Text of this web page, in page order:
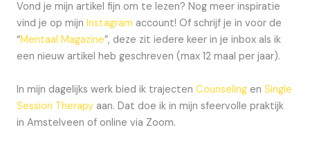
Vond je mijn artikel fijn om te lezen? Nog meer inspiratie
vind je op mijnInstagram account! Of schrijf je in voor de
“Mentaal Magazine”, deze zit iedere keer in je inbox als ik
een nieuw artikel heb geschreven (max 12 maal per jaar).
In mijn dagelijks werk bied ik trajectenCounseling enSingle
Session Therapy aan. Dat doe ik in mijn sfeervolle praktijk
in Amstelveen of online via Zoom.